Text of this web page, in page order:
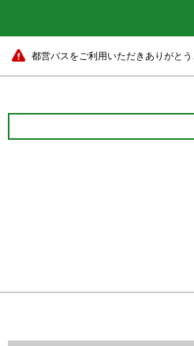
都営バスをご利用いただきありがとう